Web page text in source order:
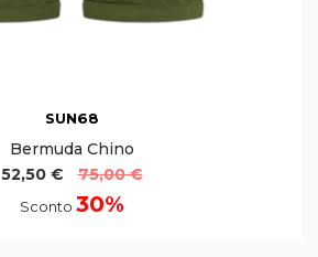
SUN68
Bermuda Chino
52,50 €
75,00 €
Sconto 30%